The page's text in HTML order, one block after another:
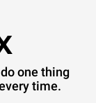
one thing
time.